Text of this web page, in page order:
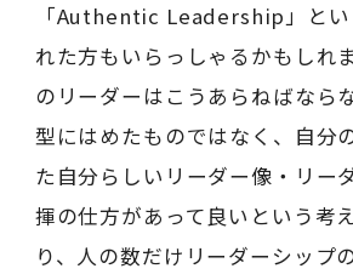
「Authentic Leadership」とい
れた方もいらっしゃるかもしれ
のリーダーはこうあらねばなら
型にはめたものではなく、自分
た自分らしいリーダー像・リー
揮の仕方があって良いという考
り、人の数だけリーダーシップ